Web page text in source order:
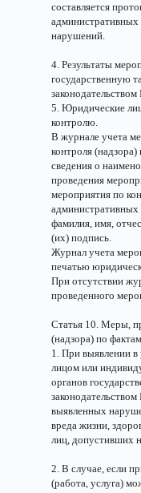
составляется
нарушений.
4. Результаты
государственную
5. Юридические
контролю.
В журнале учета
контроля
сведения о
проведения
мероприятия по
фамилия, имя,
(их) подпись.
Журнал учета
печатью
При отсутствии
проведенного
Статья 10. Меры,
(надзора) по
1. При выявлении
лицом или
органов
выявленных
вреда жизни,
лиц, допустивших
2. В случае, если
(работа, услуга)